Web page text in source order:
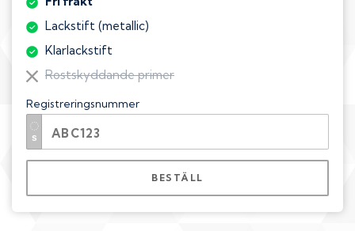
Lackstift (metallic)
Klarlackstift
Rostskyddande primer
Registreringsnummer
BESTÄLL